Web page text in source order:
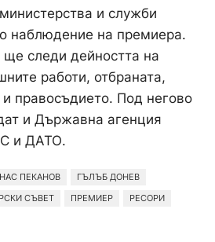
и служби
наблюдение на премиера.
следи дейността на
работи, отбраната,
правосъдието. Под негово
и Държавна агенция
и ДАТО.
ПЕКАНОВ
ГЪЛЪБ ДОНЕВ
СЪВЕТ ПРЕМИЕР
РЕСОРИ